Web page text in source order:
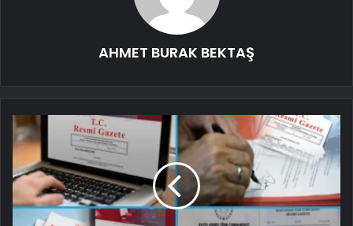
AHMET BURAK BEKTAŞ